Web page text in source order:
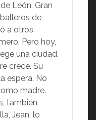
León. Gran
de
a otros.
Pero hoy,
una ciudad.
crece. Su
espera. No
madre.
también
Jean, lo